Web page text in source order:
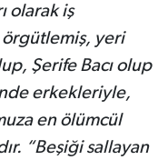
olarak iş
örgütlemiş, yeri
Şerife Bacı olup
erkekleriyle,
en ölümcül
“Beşiği sallayan